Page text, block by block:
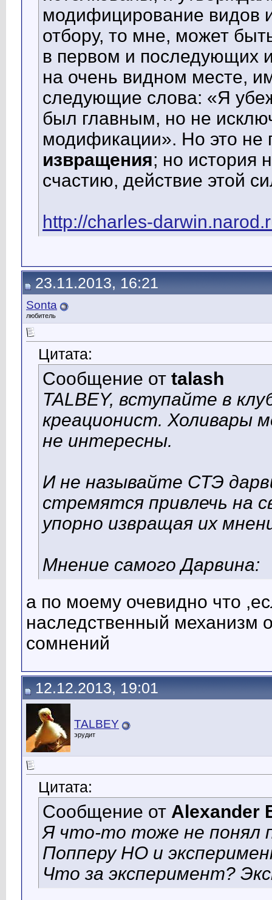
модифицирование видов
отбору, то мне, может
в первом и последующих
на очень видном месте,
следующие слова: «Я
был главным, но не
модификации». Но это не
извращения; но история
счастию, действие этой
http://charles-
23.11.2013, 16:21
Sonta
любитель
Цитата:
Сообщение от talash
TALBEY, вступайте в
креационист. Холивары
не интересны.
И не называйте СТЭ
стремятся привлечь на
упорно извращая их
Мнение самого Дарвина:
а по моему очевидно что
наследственный механизм
сомнений
12.12.2013, 19:01
TALBEY
эрудит
Цитата:
Сообщение от Alexander
Я что-то тоже не понял
Попперу НО и
Что за эксперимент?